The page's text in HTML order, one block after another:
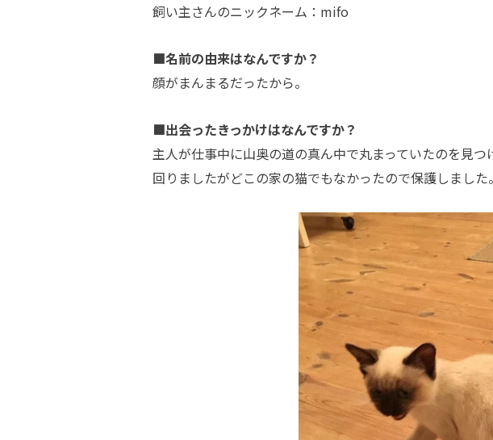
飼い主さんのニックネーム：mifo
■名前の由来はなんですか？
顔がまんまるだったから。
■出会ったきっかけはなんですか？
主人が仕事中に山奥の道の真ん中で丸まっていたのを見
回りましたがどこの家の猫でもなかったので保護しました。